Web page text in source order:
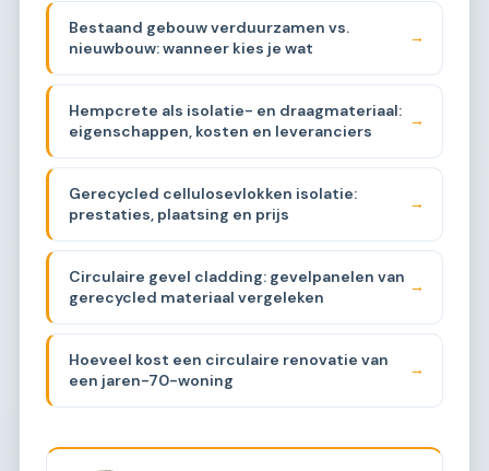
Bestaand gebouw verduurzamen vs.
nieuwbouw: wanneer kies je wat
→
Hempcrete als isolatie- en draagmateriaal:
eigenschappen, kosten en leveranciers
→
Gerecycled cellulosevlokken isolatie:
prestaties, plaatsing en prijs
→
Circulaire gevel cladding: gevelpanelen van
gerecycled materiaal vergeleken
→
Hoeveel kost een circulaire renovatie van
een jaren-70-woning
→